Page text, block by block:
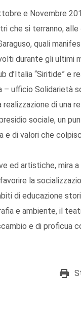
e Novembre
che si terranno, alle
quali
durante gli ultimi
d’Italia “Siritide” e
Solidarietà
di una
sociale, un
e di valori che
ed artistiche, mira a
la
di educazione
e ambiente, il
e di proficua